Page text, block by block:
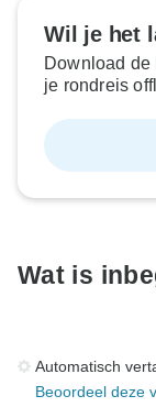
Wil je het
Download
je rondreis
Wat is
Automatisch
Beoordeel deze